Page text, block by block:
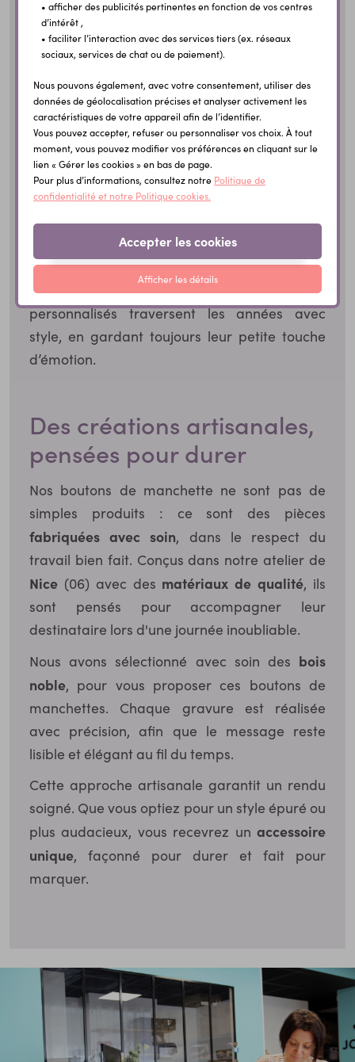
pères, ces accessoires deviennent des témoins
silencieux des plus beaux instants.
un prénom ou un mot doux. Leur élégance
discrète séduit autant qu’elle émeut, et leur
utilité les rend encore plus précieux. Un
cadeau à la fois raffiné, personnel et durable.
Ils conviennent aussi parfaitement aux
événements professionnels ou familiaux, où un
présent original et élégant est toujours
bienvenu. Avec leur format sobre et
intemporel, nos boutons de manchette
personnalisés traversent les années avec
style, en gardant toujours leur petite touche
d’émotion.
Des créations artisanales,
pensées pour durer
Nos boutons de manchette ne sont pas de
simples produits : ce sont des pièces
fabriquées avec soin, dans le respect du
travail bien fait. Conçus dans notre atelier de
Nice (06) avec des matériaux de qualité, ils
sont pensés pour accompagner leur
destinataire lors d'une journée inoubliable.
Nous avons sélectionné avec soin des bois
noble, pour vous proposer ces boutons de
manchettes. Chaque gravure est réalisée
avec précision, afin que le message reste
lisible et élégant au fil du temps.
Cette approche artisanale garantit un rendu
soigné. Que vous optiez pour un style épuré ou
plus audacieux, vous recevrez unaccessoire
unique, façonné pour durer et fait pour
marquer.
• afficher des publicités pertinentes en fonction de vos centres
d’intérêt ,
• faciliter l’interaction avec des services tiers (ex. réseaux
sociaux, services de chat ou de paiement).
Nous pouvons également, avec votre consentement, utiliser des
données de géolocalisation précises et analyser activement les
caractéristiques de votre appareil afin de l’identifier.
Vous pouvez accepter, refuser ou personnaliser vos choix. À tout
moment, vous pouvez modifier vos préférences en cliquant sur le
lien « Gérer les cookies » en bas de page.
Pour plus d’informations, consultez notre Politique de
confidentialité et notre Politique cookies.
Accepter les cookies
Afficher les détails